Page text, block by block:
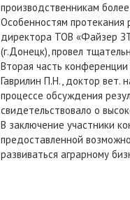
производственникам
Особенностям протекания
директора ТОВ «Файзер
(г.Донецк), провел
Вторая часть
Гаврилин П.Н., доктор вет.
процессе обсуждения
свидетельствовало о
В заключение участники
предоставленной
развиваться аграрному